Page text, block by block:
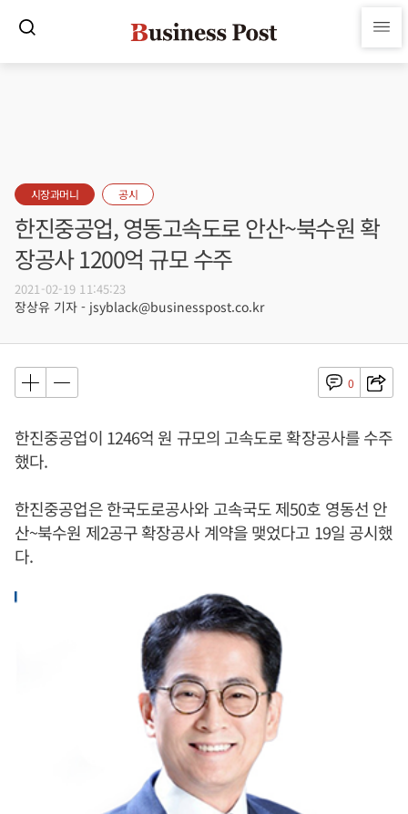
시장과머니 공시
한진중공업, 영동고속도로 안산~북수원 확
장공사 1200억 규모 수주
2021-02-19 11:45:23
장상유 기자 - jsyblack@businesspost.co.kr
0
한진중공업이 1246억 원 규모의 고속도로 확장공사를 수주
했다.
한진중공업은 한국도로공사와 고속국도 제50호 영동선 안
산~북수원 제2공구 확장공사 계약을 맺었다고 19일 공시했
다.